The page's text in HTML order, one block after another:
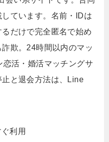
ています。名前・IDは
だけで完全匿名で始め
欺。24時間以内のマッ
活・婚活マッチングサ
と退会方法は、Line
利用